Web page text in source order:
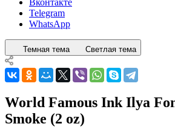
Вконтакте
Telegram
WhatsApp
Темная тема Светлая тема
World Famous Ink Ilya
Smoke (2 oz)